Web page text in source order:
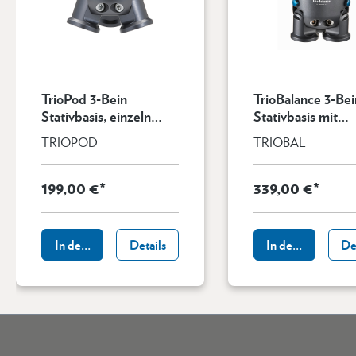
TrioPod 3-Bein
Stativbasis, einzeln
ohne Beine
TRIOPOD
199,00 €*
In den WarenkorbDetails
TrioBalance 3-
Stativbasis mit
integrierter Kalotte
einzeln, ohne Beine
TRIOBAL
339,00 €*
In den